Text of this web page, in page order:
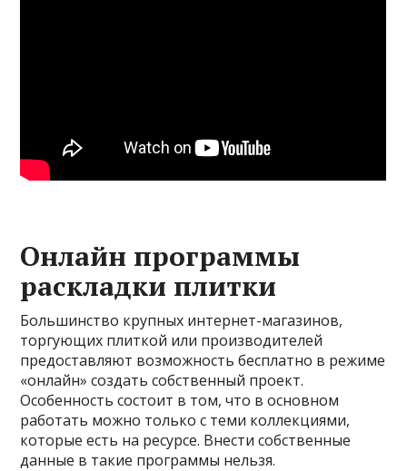
Онлайн программы
раскладки плитки
Большинство крупных интернет-магазинов,
торгующих плиткой или производителей
предоставляют возможность бесплатно в режиме
«онлайн» создать собственный проект.
Особенность состоит в том, что в основном
работать можно только с теми коллекциями,
которые есть на ресурсе. Внести собственные
данные в такие программы нельзя.